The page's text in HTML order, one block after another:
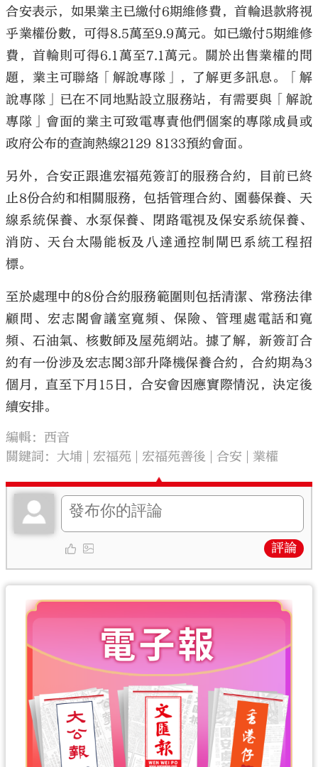
合安表示，如果業主已繳付6期維修費，首輪退款將視
乎業權份數，可得8.5萬至9.9萬元。如已繳付5期維修
費，首輪則可得6.1萬至7.1萬元。關於出售業權的問
題，業主可聯絡「解說專隊」，了解更多訊息。「解
說專隊」已在不同地點設立服務站，有需要與「解說
專隊」會面的業主可致電專責他們個案的專隊成員或
政府公布的查詢熱線2129 8133預約會面。
另外，合安正跟進宏福苑簽訂的服務合約，目前已終
止8份合約和相關服務，包括管理合約、園藝保養、天
線系統保養、水泵保養、閉路電視及保安系統保養、
消防、天台太陽能板及八達通控制閘巴系統工程招
標。
至於處理中的8份合約服務範圍則包括清潔、常務法律
顧問、宏志閣會議室寬頻、保險、管理處電話和寬
頻、石油氣、核數師及屋苑網站。據了解，新簽訂合
約有一份涉及宏志閣3部升降機保養合約，合約期為3
個月，直至下月15日，合安會因應實際情況，決定後
續安排。
編輯：西音
關鍵詞： 大埔 宏福苑 宏福苑善後 合安 業權
評論